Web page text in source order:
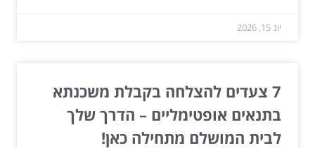
יונ 15, 2026
7 צעדים להצלחה בקבלת משכנתא
בתנאים אופטימליים – הדרך שלך
לבית המושלם מתחילה כאן!